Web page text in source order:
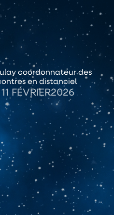
coordonnateur des
en distanciel
FÉVRIER2026